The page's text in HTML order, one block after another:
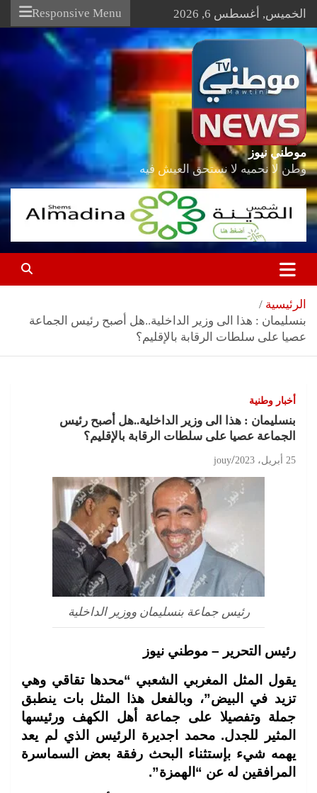
Skip
content
الخميس, أغسطس 6, 2026 Responsive Menu
موطني نيوز
وطن لا نحميه لا نستحق العيش فيه
الرئيسية
بنسليمان : هذا الى وزير الداخلية..هل أصبح رئيس الجماعة
عصيا على سلطات الرقابة بالإقليم؟
أخبار وطنية
بنسليمان : هذا الى وزير الداخلية..هل أصبح رئيس
الجماعة عصيا على سلطات الرقابة بالإقليم؟
25 أبريل، 2023 jouy
رئيس جماعة بنسليمان ووزير الداخلية
رئيس التحرير – موطني نيوز
يقول المثل المغربي الشعبي “محدها تقاقي وهي
تزيد في البيض”، وبالفعل هذا المثل بات ينطبق
جملة وتفصيلا على جماعة أهل الكهف ورئيسها
المثير للجدل. محمد اجديرة الرئيس الذي لم يعد
يهمه شيء بإستثناء البحث رفقة بعض السماسرة
المرافقين له عن “الهمزة”.